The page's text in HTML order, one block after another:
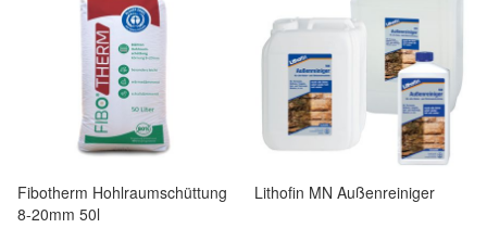
Fibotherm Hohlraumschüttung
8-20mm 50l
Lithofin MN Außenreiniger